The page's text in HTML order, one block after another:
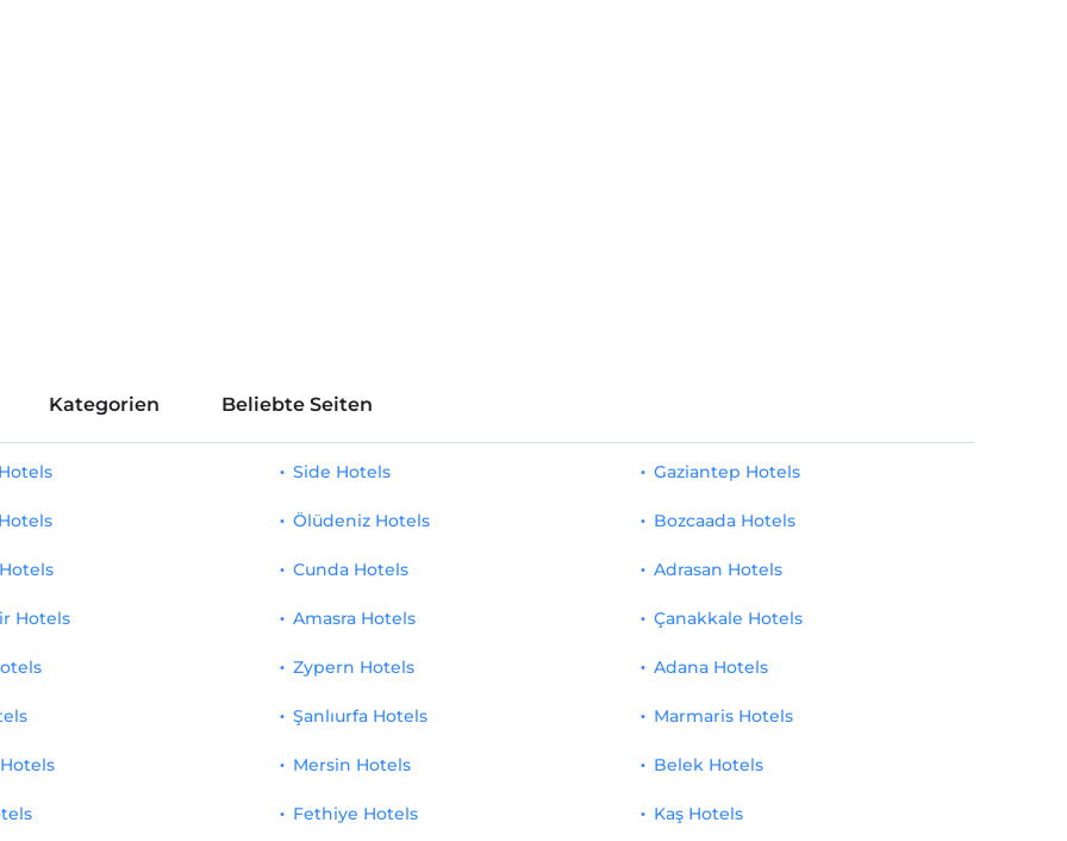
Kategorien Beliebte Seiten
Hotels
Side Hotels
Ölüdeniz Hotels
Cunda Hotels
Amasra Hotels
Zypern Hotels
Gaziantep Hotels
Bozcaada Hotels
Adrasan Hotels
Çanakkale Hotels
Adana Hotels
Şanlıurfa Hotels
Mersin Hotels
Fethiye Hotels
Marmaris Hotels
Belek Hotels
Kaş Hotels